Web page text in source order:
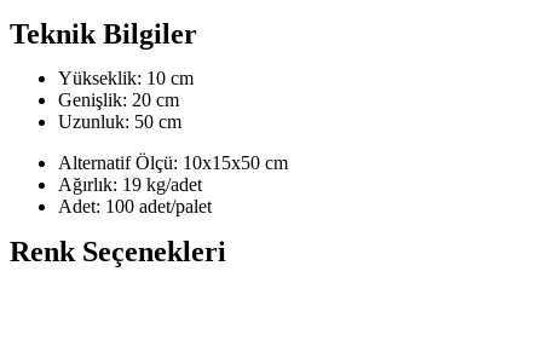
Teknik Bilgiler
Yükseklik: 10 cm
Genişlik: 20 cm
Uzunluk: 50 cm
Alternatif Ölçü: 10x15x50 cm
Ağırlık: 19 kg/adet
Adet: 100 adet/palet
Renk Seçenekleri